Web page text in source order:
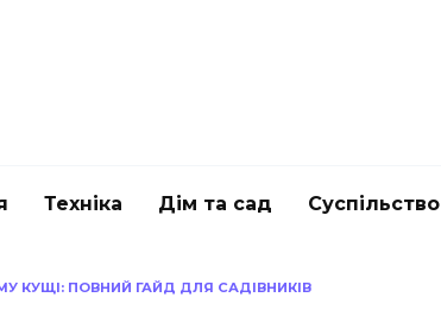
Техніка Дім та сад Суспільство
КУЩІ: ПОВНИЙ ГАЙД ДЛЯ САДІВНИКІВ